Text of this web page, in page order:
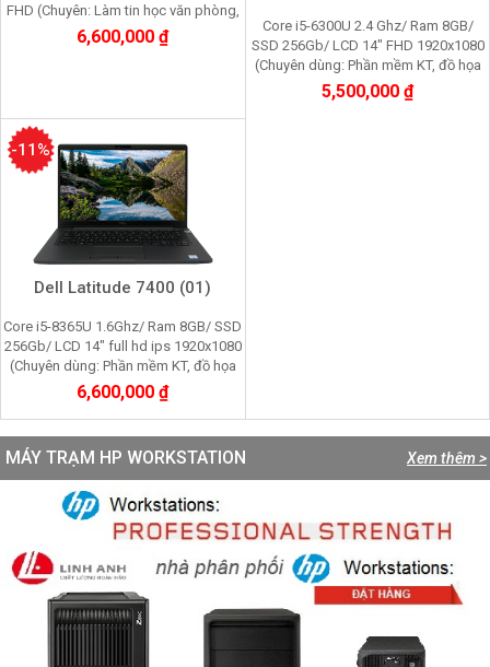
FHD (Chuyên: Làm tin học văn phòng,
giải trí đa phương tiện, đồ họa nhẹ)
6,600,000 ₫
Core i5-6300U 2.4 Ghz/ Ram 8GB/
SSD 256Gb/ LCD 14" FHD 1920x1080
(Chuyên dùng: Phần mềm KT, đồ họa
cơ bản, tin học văn phòng)
5,500,000 ₫
Dell Latitude 7400 (01)
Core i5-8365U 1.6Ghz/ Ram 8GB/ SSD
256Gb/ LCD 14" full hd ips 1920x1080
(Chuyên dùng: Phần mềm KT, đồ họa
cơ bản, tin học văn phòng)
6,600,000 ₫
-11%
Xem thêm >
MÁY TRẠM HP WORKSTATION